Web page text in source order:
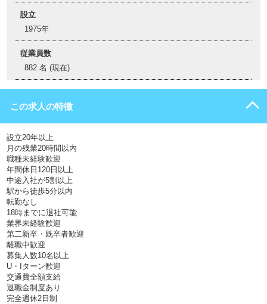
設立
1975年
従業員数
882 名 (現在)
この求人の特徴
設立20年以上
月の残業20時間以内
職種未経験歓迎
年間休日120日以上
中途入社が5割以上
駅から徒歩5分以内
転勤なし
18時までに退社可能
業界未経験歓迎
第二新卒・既卒者歓迎
離職中歓迎
募集人数10名以上
U・Iターン歓迎
交通費全額支給
退職金制度あり
完全週休2日制